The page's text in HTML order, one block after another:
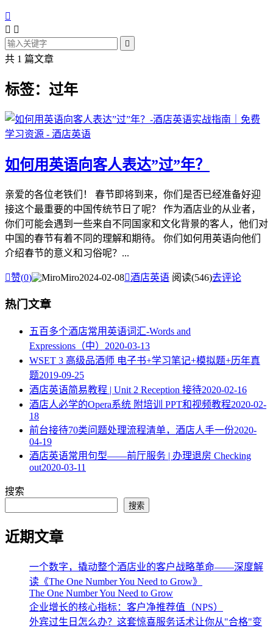

 

共 1 篇文章
标签：过年
如何用英语向客人表达”过”年？
亲爱的各位老铁们！ 春节即将到来，你们是否已经准备好迎
接这个最重要的中国传统节日了呢？ 作为酒店业的从业者，
你们可能会遇到一些来自不同国家和文化背景的客人，他们对
中国的春节有着不同的理解和期待。 你们如何用英语向他们
介绍春节的意义和习俗呢？...
赞(0) Miro2024-02-08酒店英语 阅读(546)去评论
热门文章
五百多个酒店常用英语词汇-Words and
Expressions（中） 2020-03-13
WSET 3 高级品酒师 电子书+学习笔记+模拟题+历年真
题2019-09-25
酒店英语简易教程 | Unit 2 Reception 接待2020-02-16
酒店人必学的Opera系统 附培训 PPT和视频教程2020-02-
18
​前台接待70类问题处理流程清单，酒店人手一份2020-
04-19
酒店英语常用句型——前厅服务 | 办理退房 Checking
out2020-03-11
搜索
搜索
近期文章
一个数字，撬动整个酒店业的客户战略革命——深度解
读《The One Number You Need to Grow》
The One Number You Need to Grow
企业增长的核心指标：客户净推荐值（NPS）
外宾过生日怎么办？这套惊喜服务话术让你从"合格"变